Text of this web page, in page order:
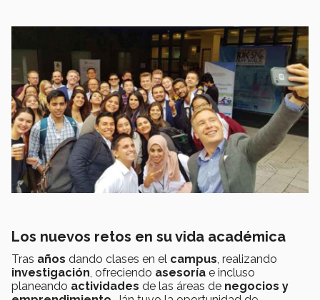
Los nuevos retos en su vida académica
Tras años dando clases en el campus, realizando
investigación, ofreciendo asesoría e incluso
planeando actividades de las áreas de negocios y